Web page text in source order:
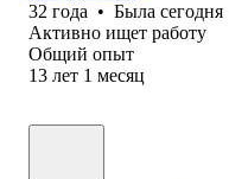
32 года • Была сегодня
Активно ищет работу
Общий опыт
13 лет 1 месяц